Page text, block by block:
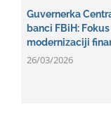
Guvernerka
banci FBiH:
modernizaciji
26/03/2026